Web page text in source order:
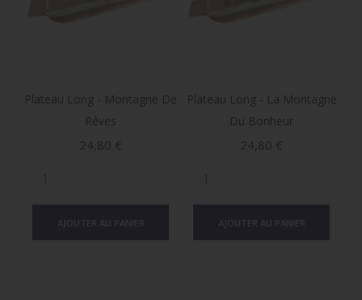
Plateau Long - Montagne De
Rêves
Prix
24,80 €
Plateau Long - La Montagne
Du Bonheur
Prix
24,80 €